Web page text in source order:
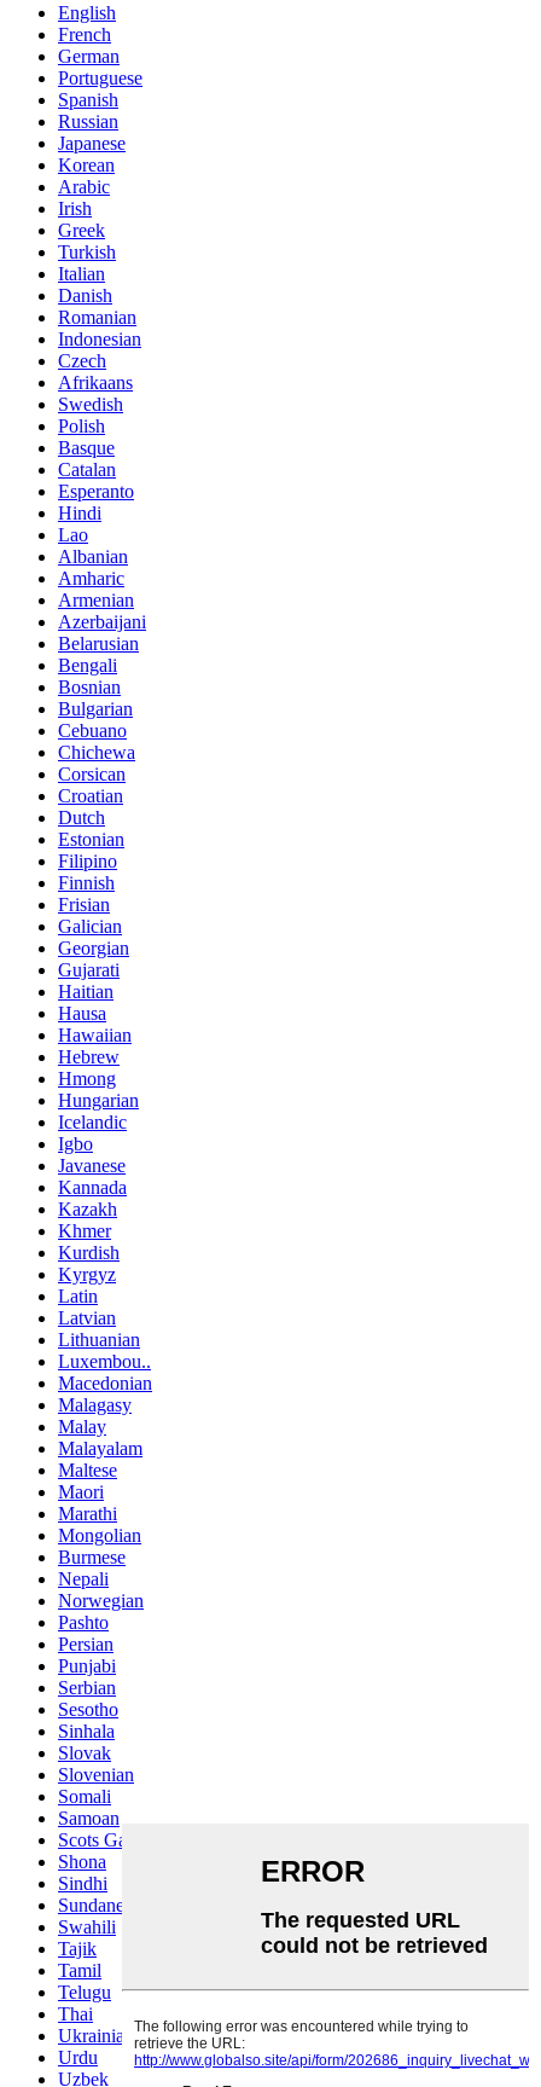
English
French
German
Portuguese
Spanish
Russian
Japanese
Korean
Arabic
Irish
Greek
Turkish
Italian
Danish
Romanian
Indonesian
Czech
Afrikaans
Swedish
Polish
Basque
Catalan
Esperanto
Hindi
Lao
Albanian
Amharic
Armenian
Azerbaijani
Belarusian
Bengali
Bosnian
Bulgarian
Cebuano
Chichewa
Corsican
Croatian
Dutch
Estonian
Filipino
Finnish
Frisian
Galician
Georgian
Gujarati
Haitian
Hausa
Hawaiian
Hebrew
Hmong
Hungarian
Icelandic
Igbo
Javanese
Kannada
Kazakh
Khmer
Kurdish
Kyrgyz
Latin
Latvian
Lithuanian
Luxembou..
Macedonian
Malagasy
Malay
Malayalam
Maltese
Maori
Marathi
Mongolian
Burmese
Nepali
Norwegian
Pashto
Persian
Punjabi
Serbian
Sesotho
Sinhala
Slovak
Slovenian
Somali
Samoan
Scots Gaelic
Shona
Sindhi
Sundanese
Swahili
Tajik
Tamil
Telugu
Thai
Ukrainian
Urdu
Uzbek